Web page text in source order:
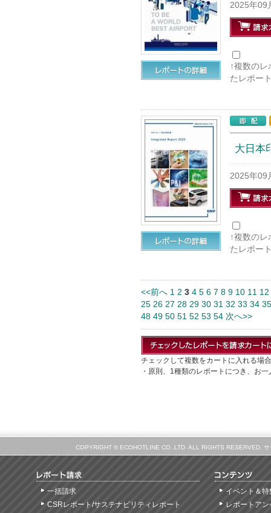
2025年09
↑複数の
たレポー
大日本
2025年09
↑複数の
たレポー
<<前へ 1 2 3 4 5 6 7 8 9 10 11 12
25 26 27 28 29 30 31 32 33 34 35
48 49 50 51 52 53 54 次へ>>
チェックして複数をカートに入れる場
・原則、1種類のレポートにつき、お
COPYRIGHT © ECOHOTLINE CO.,LTD. ALL RIGHTS RESERVED.
一括請求
CSRレポート/サステナビリティレポート
イベント＆特
レポートア